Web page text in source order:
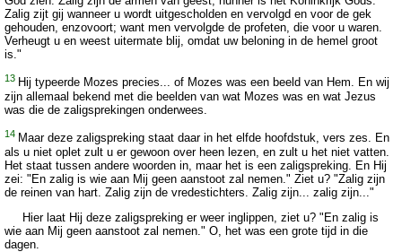
Zalig zijt gij wanneer u wordt uitgescholden en vervolgd en voor de gek
gehouden, enzovoort; want men vervolgde de profeten, die voor u waren.
Verheugt u en weest uitermate blij, omdat uw beloning in de hemel groot
is."
13 Hij typeerde Mozes precies... of Mozes was een beeld van Hem. En wij
zijn allemaal bekend met die beelden van wat Mozes was en wat Jezus
was die de zaligsprekingen onderwees.
14 Maar deze zaligspreking staat daar in het elfde hoofdstuk, vers zes. En
als u niet oplet zult u er gewoon over heen lezen, en zult u het niet vatten.
Het staat tussen andere woorden in, maar het is een zaligspreking. En Hij
zei: "En zalig is wie aan Mij geen aanstoot zal nemen." Ziet u? "Zalig zijn
de reinen van hart. Zalig zijn de vredestichters. Zalig zijn... zalig zijn..."
Hier laat Hij deze zaligspreking er weer inglippen, ziet u? "En zalig is
wie aan Mij geen aanstoot zal nemen." O, het was een grote tijd in die
dagen.